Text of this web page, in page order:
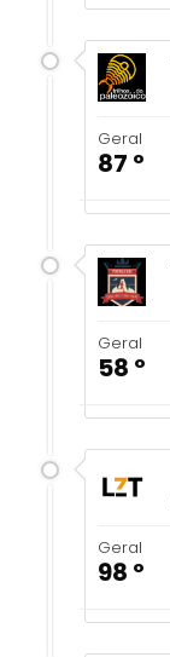
Geral
87 º
Geral
58 º
Geral
98 º